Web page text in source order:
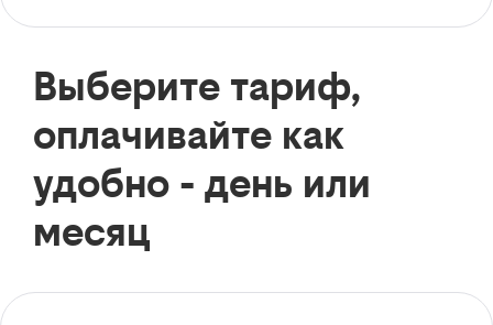
Выберите тариф,
оплачивайте как
удобно - день или
месяц